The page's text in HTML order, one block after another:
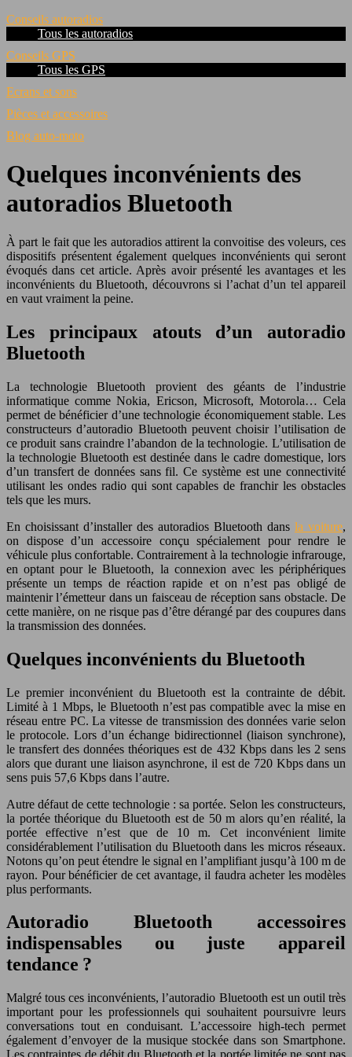
Conseils autoradios
Tous les autoradios
Conseils GPS
Tous les GPS
Ecrans et sons
Pièces et accessoires
Blog auto-moto
Quelques inconvénients des
autoradios Bluetooth
À part le fait que les autoradios attirent la convoitise des voleurs, ces
dispositifs présentent également quelques inconvénients qui seront
évoqués dans cet article. Après avoir présenté les avantages et les
inconvénients du Bluetooth, découvrons si l’achat d’un tel appareil
en vaut vraiment la peine.
Les principaux atouts d’un autoradio
Bluetooth
La technologie Bluetooth provient des géants de l’industrie
informatique comme Nokia, Ericson, Microsoft, Motorola… Cela
permet de bénéficier d’une technologie économiquement stable. Les
constructeurs d’autoradio Bluetooth peuvent choisir l’utilisation de
ce produit sans craindre l’abandon de la technologie. L’utilisation de
la technologie Bluetooth est destinée dans le cadre domestique, lors
d’un transfert de données sans fil. Ce système est une connectivité
utilisant les ondes radio qui sont capables de franchir les obstacles
tels que les murs.
En choisissant d’installer des autoradios Bluetooth dans la voiture,
on dispose d’un accessoire conçu spécialement pour rendre le
véhicule plus confortable. Contrairement à la technologie infrarouge,
en optant pour le Bluetooth, la connexion avec les périphériques
présente un temps de réaction rapide et on n’est pas obligé de
maintenir l’émetteur dans un faisceau de réception sans obstacle. De
cette manière, on ne risque pas d’être dérangé par des coupures dans
la transmission des données.
Quelques inconvénients du Bluetooth
Le premier inconvénient du Bluetooth est la contrainte de débit.
Limité à 1 Mbps, le Bluetooth n’est pas compatible avec la mise en
réseau entre PC. La vitesse de transmission des données varie selon
le protocole. Lors d’un échange bidirectionnel (liaison synchrone),
le transfert des données théoriques est de 432 Kbps dans les 2 sens
alors que durant une liaison asynchrone, il est de 720 Kbps dans un
sens puis 57,6 Kbps dans l’autre.
Autre défaut de cette technologie : sa portée. Selon les constructeurs,
la portée théorique du Bluetooth est de 50 m alors qu’en réalité, la
portée effective n’est que de 10 m. Cet inconvénient limite
considérablement l’utilisation du Bluetooth dans les micros réseaux.
Notons qu’on peut étendre le signal en l’amplifiant jusqu’à 100 m de
rayon. Pour bénéficier de cet avantage, il faudra acheter les modèles
plus performants.
Autoradio Bluetooth accessoires
indispensables ou juste appareil
tendance ?
Malgré tous ces inconvénients, l’autoradio Bluetooth est un outil très
important pour les professionnels qui souhaitent poursuivre leurs
conversations tout en conduisant. L’accessoire high-tech permet
également d’envoyer de la musique stockée dans son Smartphone.